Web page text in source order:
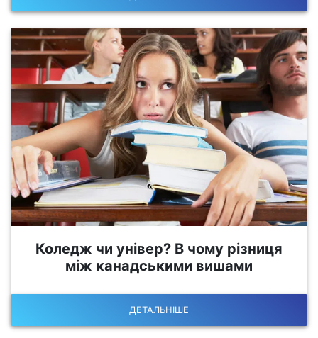
Коледж чи універ? В чому різниця
між канадськими вишами
ДЕТАЛЬНІШЕ